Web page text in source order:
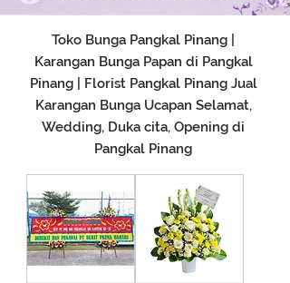
Toko Bunga Pangkal Pinang |
Karangan Bunga Papan di Pangkal
Pinang | Florist Pangkal Pinang Jual
Karangan Bunga Ucapan Selamat,
Wedding, Duka cita, Opening di
Pangkal Pinang